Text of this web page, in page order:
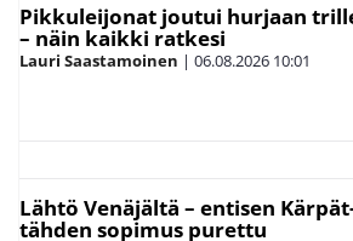
Pikkuleijonat joutui hurjaan
– näin kaikki ratkesi
Lauri Saastamoinen | 06.08.2026 10:01
Lähtö Venäjältä – entisen
tähden sopimus purettu